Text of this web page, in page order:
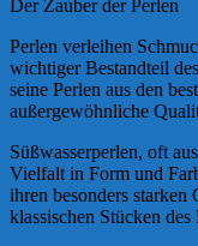
Der Zauber der Perlen
Perlen verleihen
wichtiger Bestandteil
seine Perlen aus den
außergewöhnliche
Süßwasserperlen, oft
Vielfalt in Form und
ihren besonders
klassischen Stücken